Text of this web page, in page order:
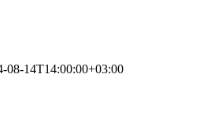
08-14T14:00:00+03:00